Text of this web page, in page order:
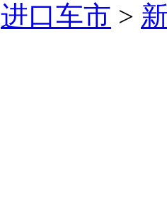
进口车市 >